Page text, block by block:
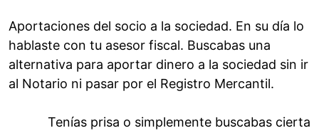
Aportaciones del socio a la sociedad. En su día lo
hablaste con tu asesor fiscal. Buscabas una
alternativa para aportar dinero a la sociedad sin ir
al Notario ni pasar por el Registro Mercantil.
Tenías prisa o simplemente buscabas cierta